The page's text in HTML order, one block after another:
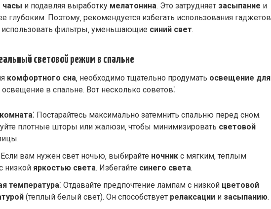
часы и подавляя выработку мелатонина. Это затрудняет засыпание и
глубоким. Поэтому‚ рекомендуется избегать использования гаджетов
фильтры‚ уменьшающие синий свет.
световой режим в спальне
комфортного сна ‚ необходимо тщательно продумать освещение для
в спальне. Вот несколько советов⁚
⁚ Постарайтесь максимально затемнить спальню перед сном.
плотные шторы или жалюзи‚ чтобы минимизировать световой
Если вам нужен свет ночью‚ выбирайте ночник с мягким‚ теплым
низкой яркостью света. Избегайте синего света.
температура⁚ Отдавайте предпочтение лампам с низкой цветовой
(теплый белый свет). Он способствует релаксации и засыпанию.